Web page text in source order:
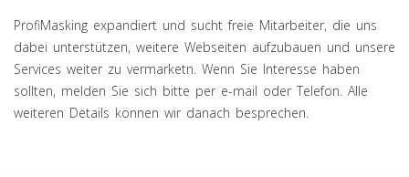
ProfiMasking expandiert und sucht freie Mitarbeiter, die uns
dabei unterstützen, weitere Webseiten aufzubauen und unsere
Services weiter zu vermarketn. Wenn Sie Interesse haben
sollten, melden Sie sich bitte per e-mail oder Telefon. Alle
weiteren Details können wir danach besprechen.